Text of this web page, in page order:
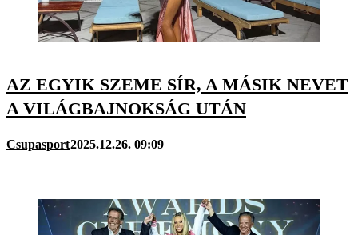
AZ EGYIK SZEME SÍR, A MÁSIK NEVET
A VILÁGBAJNOKSÁG UTÁN
Csupasport2025.12.26. 09:09